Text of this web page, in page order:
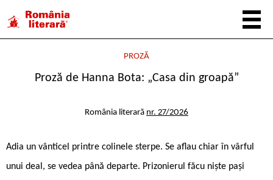
PROZĂ
Proză de Hanna Bota: „Casa din groapă”
România literară nr. 27/2026
Adia un vânticel printre colinele sterpe. Se aflau chiar în vârful
unui deal, se vedea până departe. Prizonierul făcu niște pași